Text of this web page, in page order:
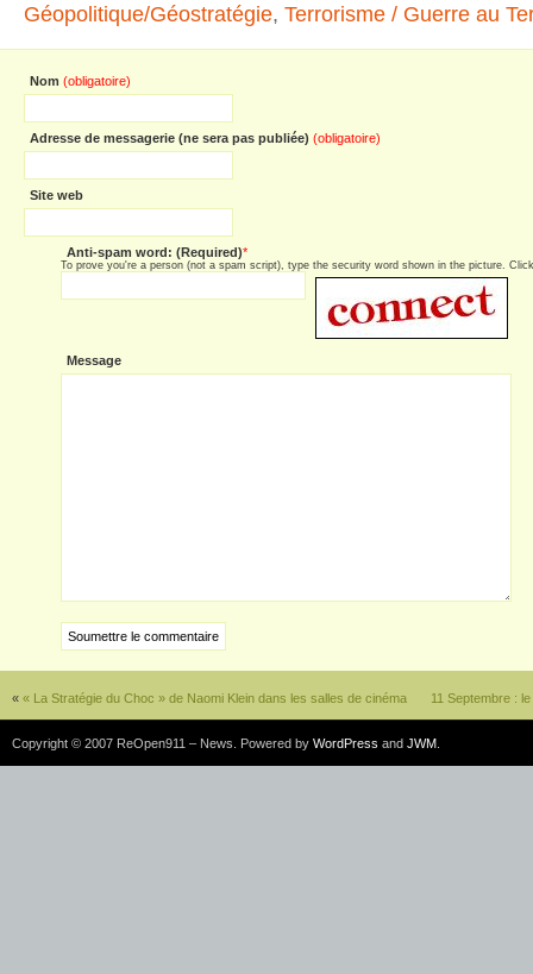
Géopolitique/Géostratégie, Terrorisme / Guerre au
Nom (obligatoire)
Adresse de messagerie (ne sera pas publiée) (obligatoire)
Site web
Anti-spam word: (Required)*
To prove you're a person (not a spam script), type the security word shown in the picture.
Message
« « La Stratégie du Choc » de Naomi Klein dans les salles de cinéma 11 Septembre :
Copyright © 2007 ReOpen911 – News. Powered by WordPress and JWM